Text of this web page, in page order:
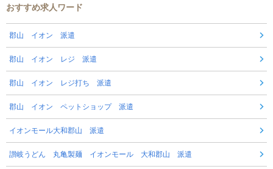
おすすめ求人ワード
郡山 イオン 派遣
郡山 イオン レジ 派遣
郡山 イオン レジ打ち 派遣
郡山 イオン ペットショップ 派遣
イオンモール大和郡山 派遣
讃岐うどん 丸亀製麺 イオンモール 大和郡山 派遣